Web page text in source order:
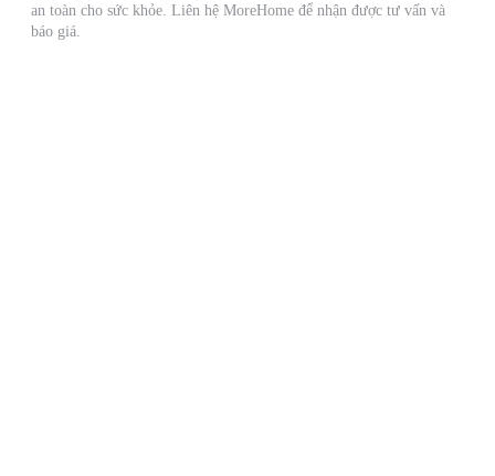
an toàn cho sức khỏe. Liên hệ MoreHome để nhận được tư vấn và
báo giá.